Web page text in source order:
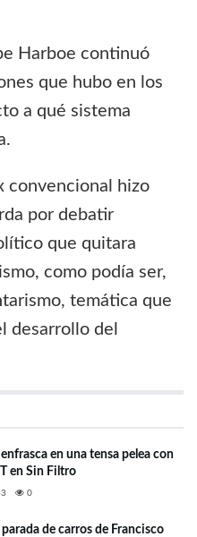
Harboe continuó
que hubo en los
a qué sistema
convencional hizo
por debatir
que quitara
como podía ser,
temática que
desarrollo del
en una tensa pelea con
en Sin Filtro
0
de carros de Francisco